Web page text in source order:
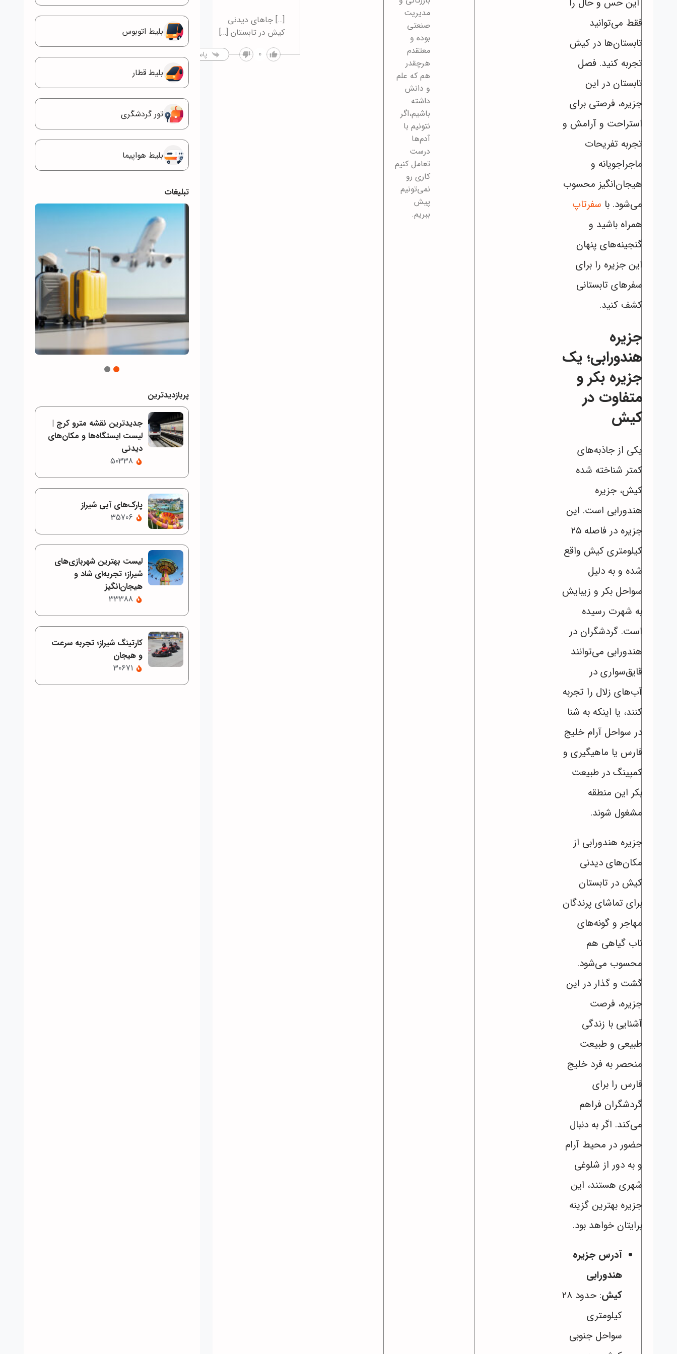
فقط می‌توانید
تابستان‌ها در کیش
تجربه کنید. فصل
تابستان در این
جزیره، فرصتی برای
استراحت و آرامش و
تجربه تفریحات
ماجراجویانه و
هیجان‌انگیز محسوب
می‌شود. با سفرتاپ
همراه باشید و
گنجینه‌های پنهان
این جزیره را برای
سفرهای تابستانی
کشف کنید.
جزیره
هندورابی؛ یک
جزیره بکر و
متفاوت در
کیش
یکی از جاذبه‌های
کمتر شناخته شده
کیش، جزیره
هندورابی است. این
جزیره در فاصله ۲۵
کیلومتری کیش واقع
شده و به دلیل
سواحل بکر و زیبایش
به شهرت رسیده
است. گردشگران در
هندورابی می‌توانند
قایق‌سواری در
آب‌های زلال را تجربه
کنند، یا اینکه به شنا
در سواحل آرام خلیج
فارس یا ماهیگیری و
کمپینگ در طبیعت
بکر این منطقه
مشغول شوند.
جزیره هندورابی از
مکان‌های دیدنی
کیش در تابستان
برای تماشای پرندگان
مهاجر و گونه‌های
ناب گیاهی هم
محسوب می‌شود.
گشت و گذار در این
جزیره، فرصت
آشنایی با زندگی
طبیعی و طبیعت
منحصر به فرد خلیج
فارس را برای
گردشگران فراهم
می‌کند. اگر به دنبال
حضور در محیط آرام
و به دور از شلوغی
شهری هستند، این
جزیره بهترین گزینه
برایتان خواهد بود.
آدرس جزیره
هندورابی
کیش
: حدود 28
کیلومتری
سواحل جنوبی
مدیریت
صنعتی
بوده و
معتقدم
هرچقدر
هم که علم
و دانش
داشته
باشیم،اگر
نتونیم با
آدم‌ها
درست
تعامل کنیم
کاری رو
نمی‌تونیم
پیش
ببریم.
[…] جاهای دیدنی
کیش در تابستان […]
0
پاسخ
بلیط اتوبوس
بلیط قطار
تور گردشگری
بلیط هواپیما
تبلیغات
پربازدیدترین
جدیدترین نقشه مترو کرج |
لیست ایستگاه‌ها و مکان‌های
دیدنی
50338
پارک‌های آبی شیراز
35706
لیست بهترین شهربازی‌های
شیراز؛ تجربه‌ای شاد و
هیجان‌انگیز
33388
کارتینگ شیراز؛ تجربه سرعت
و هیجان
30671